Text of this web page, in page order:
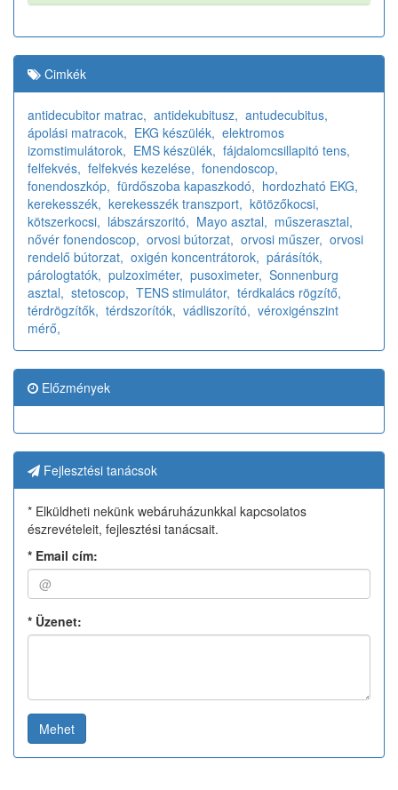
Cimkék
antidecubitor matrac, antidekubitusz, antudecubitus,
ápolási matracok, EKG készülék, elektromos
izomstimulátorok, EMS készülék, fájdalomcsillapitó tens,
felfekvés, felfekvés kezelése, fonendoscop,
fonendoszkóp, fürdőszoba kapaszkodó, hordozható EKG,
kerekesszék, kerekesszék transzport, kötözőkocsi,
kötszerkocsi, lábszárszoritó, Mayo asztal, műszerasztal,
nővér fonendoscop, orvosi bútorzat, orvosi műszer, orvosi
rendelő bútorzat, oxigén koncentrátorok, párásítók,
párologtatók, pulzoximéter, pusoximeter, Sonnenburg
asztal, stetoscop, TENS stimulátor, térdkalács rögzítő,
térdrögzítők, térdszorítók, vádliszorító, véroxigénszint
mérő,
Előzmények
Fejlesztési tanácsok
* Elküldheti nekünk webáruházunkkal kapcsolatos
észrevételeit, fejlesztési tanácsait.
* Email cím:
* Üzenet:
Mehet